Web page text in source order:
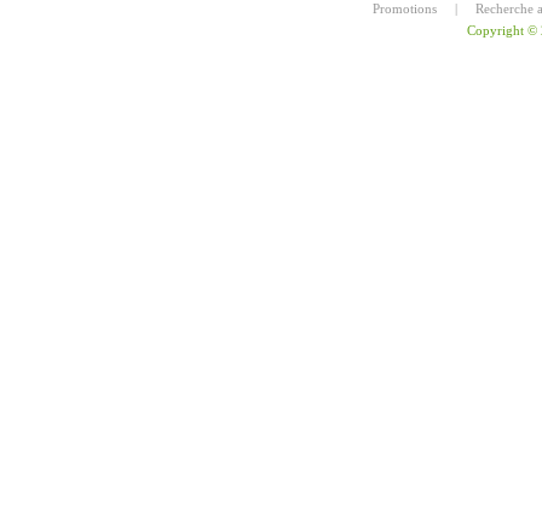
Promotions |
Recherche
Copyright ©